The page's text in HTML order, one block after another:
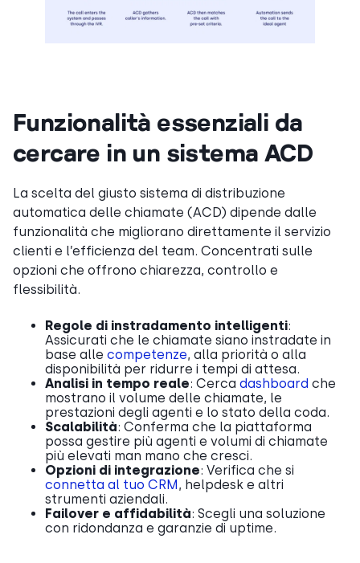
Funzionalità essenziali da
cercare in un sistema ACD
La scelta del giusto sistema di distribuzione
automatica delle chiamate (ACD) dipende dalle
funzionalità che migliorano direttamente il servizio
clienti e l’efficienza del team. Concentrati sulle
opzioni che offrono chiarezza, controllo e
flessibilità.
Regole di instradamento intelligenti:
Assicurati che le chiamate siano instradate in
base alle competenze, alla priorità o alla
disponibilità per ridurre i tempi di attesa.
Analisi in tempo reale: Cerca dashboard che
mostrano il volume delle chiamate, le
prestazioni degli agenti e lo stato della coda.
Scalabilità: Conferma che la piattaforma
possa gestire più agenti e volumi di chiamate
più elevati man mano che cresci.
Opzioni di integrazione: Verifica che si
connetta al tuo CRM , helpdesk e altri
strumenti aziendali.
Failover e affidabilità: Scegli una soluzione
con ridondanza e garanzie di uptime.